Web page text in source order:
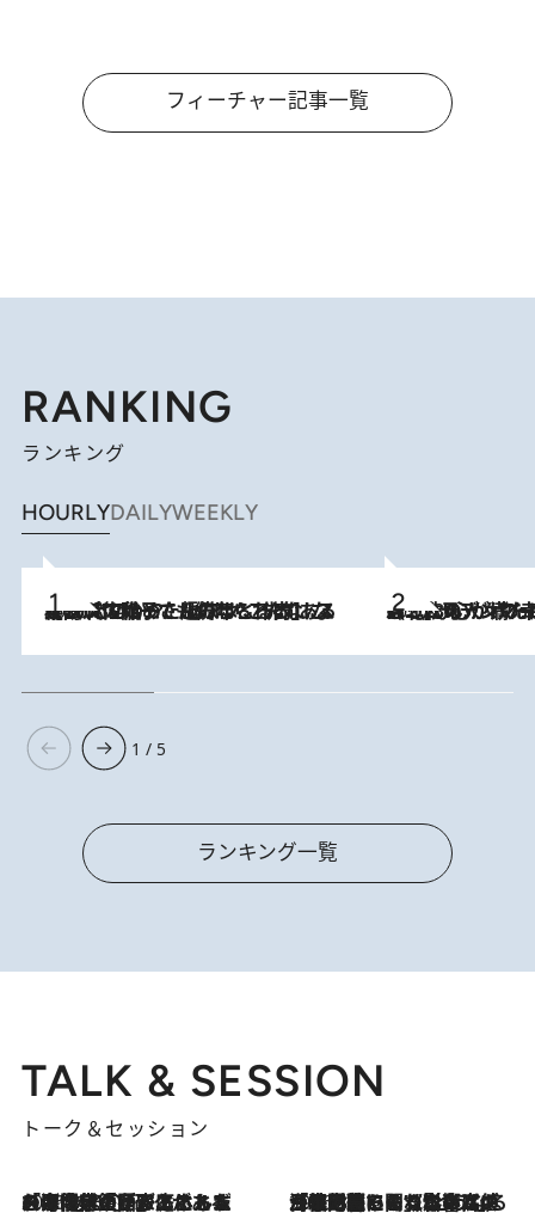
フィーチャー記事一覧
RANKING
ランキング
HOURLYDAILYWEEKLY
2026.8.5
【阿川佐和子さんの年とる力】なぜ70代で始めた趣味は“こんなに楽しい”のか？ ピアノ、俳句…スランプに陥っても続けられる“ある秘訣”とは 2026.8.8
《北欧の人々の幸福度が高いのは…》元デンマーク親善大使が出会った“心が満たされる暮らし”「いいかげんにヒュッゲしなさい！」
1 / 5
ランキング一覧
TALK & SESSION
トーク＆セッション
2026.8.3
「今後値上げがあるとすれば…」「リスクがあるのは今年の冬」エネルギー専門家が語る、ホルムズ海峡封鎖が家庭にもたらす“ある心配” 2026.8.3
「住宅建てられない…」「サーチャージ料の高値が続いている」ホルムズ海峡封鎖による影響はいつまで続く？《エネルギー専門家に聞く“どうなる日本の暮らし”》